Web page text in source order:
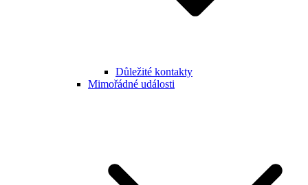
Důležité kontakty
Mimořádné události